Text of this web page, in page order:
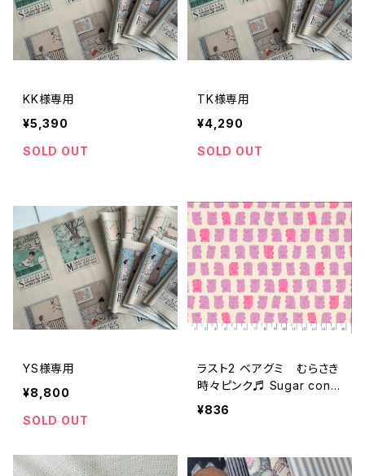
KK様専用
¥5,390
SOLD OUT
TK様専用
¥4,290
SOLD OUT
YS様専用
¥8,800
SOLD OUT
ラスト2 ベアグミ むらさき
時々ピンク♬ Sugar cone
by moda 約110×40cm
¥836